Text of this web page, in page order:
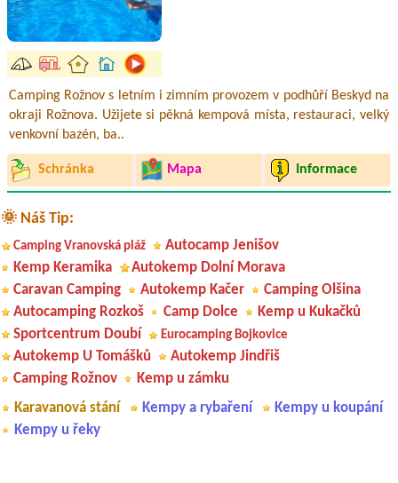
Camping Rožnov s letním i zimním provozem v podhůří Beskyd na
okraji Rožnova. Užijete si pěkná kempová místa, restauraci, velký
venkovní bazén, ba..
Schránka Mapa Informace
🌞 Náš Tip:
Camping Vranovská pláž
Autocamp Jenišov
Kemp Keramika
Autokemp Dolní Morava
Caravan Camping
Autokemp Kačer
Camping Olšina
Autocamping Rozkoš
Camp Dolce
Kemp u Kukačků
Sportcentrum Doubí
Eurocamping Bojkovice
Autokemp U Tomášků
Autokemp Jindřiš
Camping Rožnov
Kemp u zámku
Karavanová stání
Kempy a rybaření
Kempy u koupání
Kempy u řeky